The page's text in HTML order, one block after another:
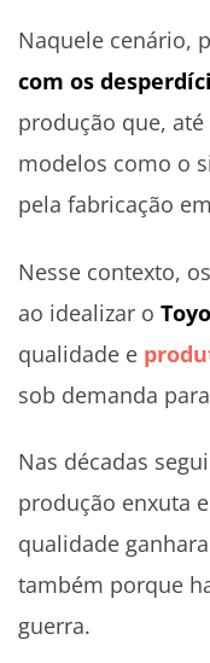
Naquele cenário,
com os
produção que,
modelos como o
pela fabricação
Nesse contexto,
ao idealizar o
qualidade e
sob demanda
Nas décadas
produção enxuta e
qualidade
também porque
guerra.